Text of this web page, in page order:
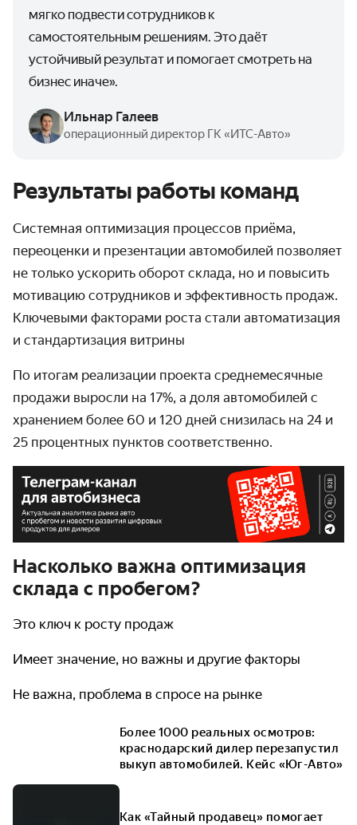
мягко подвести сотрудников к
самостоятельным решениям. Это даёт
устойчивый результат и помогает смотреть на
бизнес иначе».
Ильнар Галеев
операционный директор ГК «ИТС-Авто»
Результаты работы команд
Системная оптимизация процессов приёма,
переоценки и презентации автомобилей позволяет
не только ускорить оборот склада, но и повысить
мотивацию сотрудников и эффективность продаж.
Ключевыми факторами роста стали автоматизация
и стандартизация витрины
По итогам реализации проекта среднемесячные
продажи выросли на 17%, а доля автомобилей с
хранением более 60 и 120 дней снизилась на 24 и
25 процентных пунктов соответственно.
Насколько важна оптимизация
склада с пробегом?
Это ключ к росту продаж
Имеет значение, но важны и другие факторы
Не важна, проблема в спросе на рынке
Более 1000 реальных осмотров:
краснодарский дилер перезапустил
выкуп автомобилей. Кейс «Юг-Авто»
Как «Тайный продавец» помогает